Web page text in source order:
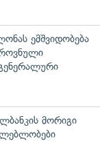
ემშვიდობება
მორიგი